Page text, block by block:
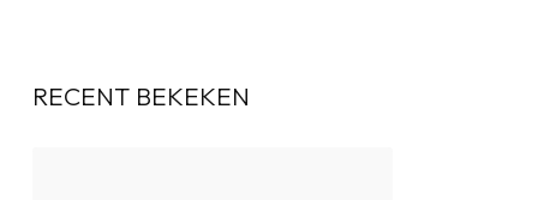
RECENT BEKEKEN